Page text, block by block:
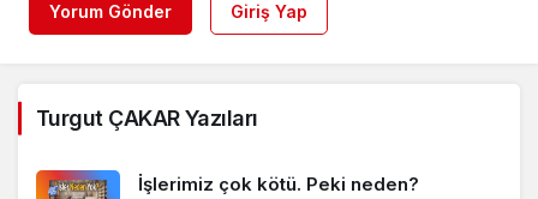
Yorum Gönder Giriş Yap
Turgut ÇAKAR Yazıları
İşlerimiz çok kötü. Peki neden?